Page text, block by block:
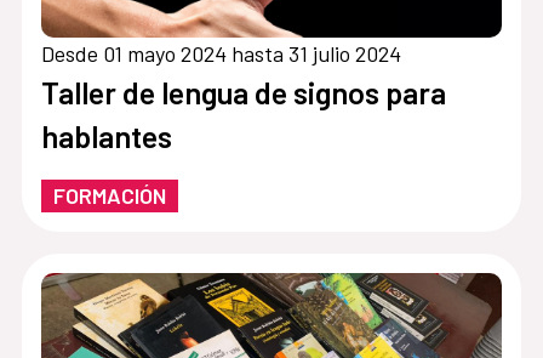
Desde 01 mayo 2024 hasta 31 julio 2024
Taller de lengua de signos para
hablantes
FORMACIÓN